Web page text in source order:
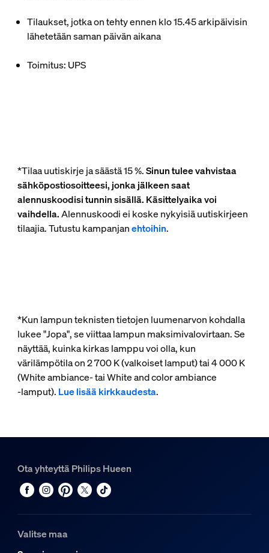
Tilaukset, jotka on tehty ennen klo 15.45 arkipäivisin
lähetetään saman päivän aikana
Toimitus: UPS
*Tilaa uutiskirje ja säästä 15 %.Sinun tulee vahvistaa
sähköpostiosoitteesi, jonka jälkeen saat
alennuskoodisi tunnin sisällä. Käsittelyaika voi
vaihdella.Alennuskoodi ei koske nykyisiä uutiskirjeen
tilaajia. Tutustu kampanjanehtoihin.
*Kun lampun teknisten tietojen luumenarvon kohdalla
lukee "Jopa", se viittaa lampun maksimivalovirtaan. Se
näyttää, kuinka kirkas lamppu voi olla, kun
värilämpötila on 2 700 K (valkoiset lamput) tai 4 000 K
(White ambiance- tai White and color ambiance
‑lamput). Lue lisää kirkkaudesta.
Ota yhteyttä Philips Hueen
Valitse maa